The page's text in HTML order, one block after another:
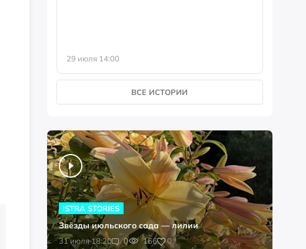
29 июля 14:00
ВСЕ ИСТОРИИ
31 июля 18:20 0 166 0
ISTRA STORIES
Звёзды июльского сада — лилии